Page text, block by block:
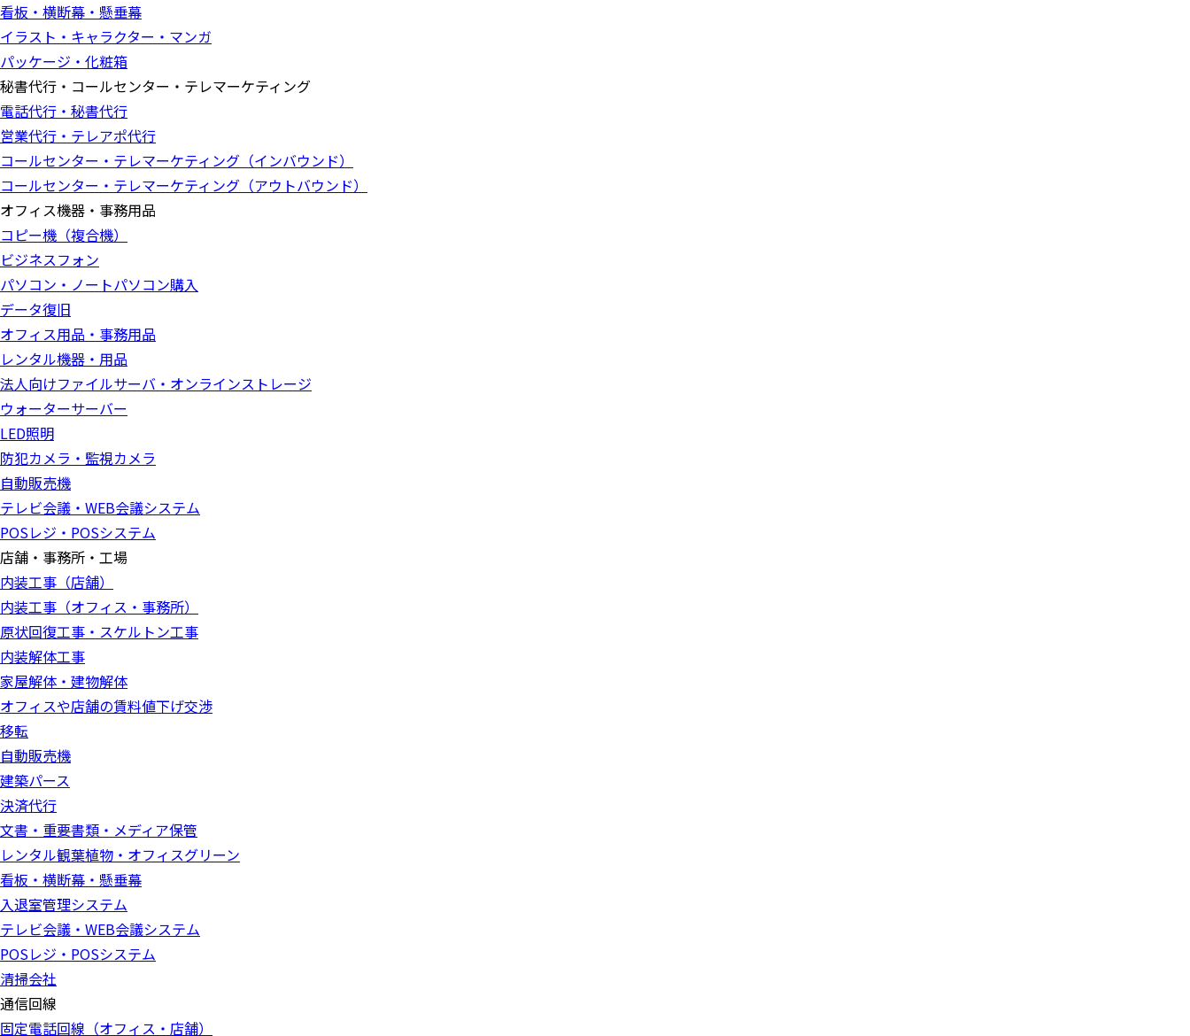
看板・横断幕・懸垂幕
イラスト・キャラクター・マンガ
パッケージ・化粧箱
秘書代行・コールセンター・テレマーケティング
電話代行・秘書代行
営業代行・テレアポ代行
コールセンター・テレマーケティング（インバウンド）
コールセンター・テレマーケティング（アウトバウンド）
オフィス機器・事務用品
コピー機（複合機）
ビジネスフォン
パソコン・ノートパソコン購入
データ復旧
オフィス用品・事務用品
レンタル機器・用品
法人向けファイルサーバ・オンラインストレージ
ウォーターサーバー
LED照明
防犯カメラ・監視カメラ
自動販売機
テレビ会議・WEB会議システム
POSレジ・POSシステム
店舗・事務所・工場
内装工事（店舗）
内装工事（オフィス・事務所）
原状回復工事・スケルトン工事
内装解体工事
家屋解体・建物解体
オフィスや店舗の賃料値下げ交渉
移転
自動販売機
建築パース
決済代行
文書・重要書類・メディア保管
レンタル観葉植物・オフィスグリーン
看板・横断幕・懸垂幕
入退室管理システム
テレビ会議・WEB会議システム
POSレジ・POSシステム
清掃会社
通信回線
固定電話回線（オフィス・店舗）